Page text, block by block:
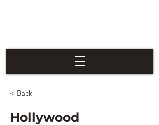
< Back
Hollywood